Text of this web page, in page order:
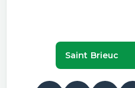
Saint Brieuc